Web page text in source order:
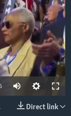
Direct link